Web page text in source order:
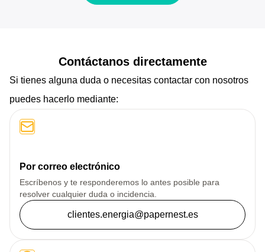
Contáctanos directamente
Si tienes alguna duda o necesitas contactar con nosotros
puedes hacerlo mediante:
Por correo electrónico
Escríbenos y te responderemos lo antes posible para
resolver cualquier duda o incidencia.
clientes.energia@papernest.es